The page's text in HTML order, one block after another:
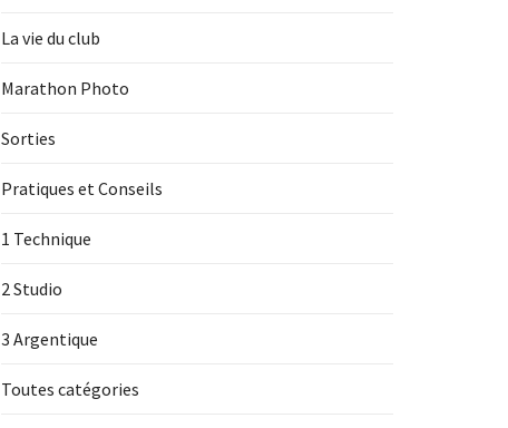
La vie du club
Marathon Photo
Sorties
Pratiques et Conseils
1 Technique
2 Studio
3 Argentique
Toutes catégories